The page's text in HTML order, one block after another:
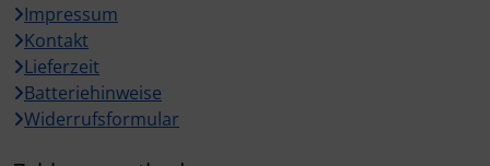
Impressum
Kontakt
Lieferzeit
Batteriehinweise
Widerrufsformular